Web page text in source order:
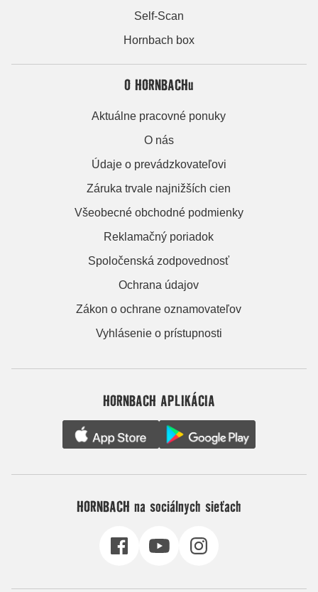
Self-Scan
Hornbach box
O HORNBACHu
Aktuálne pracovné ponuky
O nás
Údaje o prevádzkovateľovi
Záruka trvale najnižších cien
Všeobecné obchodné podmienky
Reklamačný poriadok
Spoločenská zodpovednosť
Ochrana údajov
Zákon o ochrane oznamovateľov
Vyhlásenie o prístupnosti
HORNBACH APLIKÁCIA
HORNBACH na sociálnych sieťach